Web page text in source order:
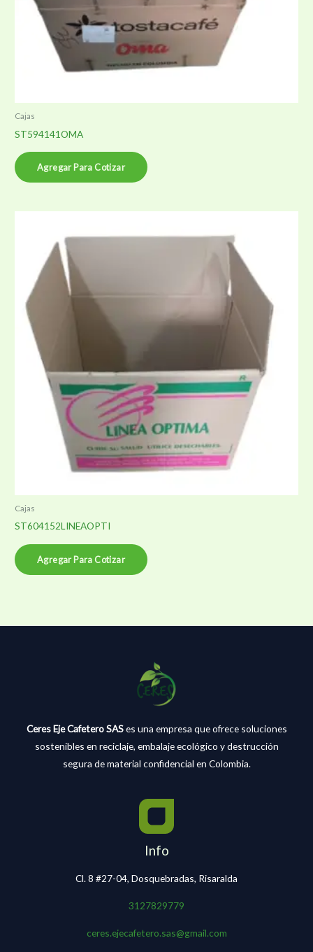
Cajas
ST594141OMA
Agregar Para Cotizar
Cajas
ST604152LINEAOPTI
Agregar Para Cotizar
Ceres Eje Cafetero SASes una empresa que ofrece soluciones
sostenibles en reciclaje, embalaje ecológico y destrucción
segura de material confidencial en Colombia.
Info
Cl. 8 #27-04, Dosquebradas, Risaralda
3127829779
ceres.ejecafetero.sas@gmail.com